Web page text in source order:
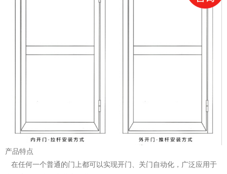
产品特点
在任何一个普通的门上都可以实现开门、关门自动化，广泛应用于